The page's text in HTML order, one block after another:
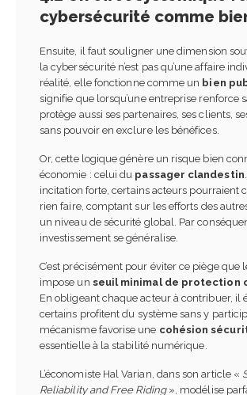
cybersécurité comme
Ensuite, il faut souligner une dimension
la cybersécurité n’est pas qu’une affaire
réalité, elle fonctionne comme un bien
signifie que lorsqu’une entreprise renforce
protège aussi ses partenaires, ses clients,
sans pouvoir en exclure les bénéfices.
Or, cette logique génère un risque bien
économie : celui du passager clandestin
incitation forte, certains acteurs pourraient
rien faire, comptant sur les efforts des
un niveau de sécurité global. Par
investissement se généralise.
C’est précisément pour éviter ce piège que
impose un seuil minimal de protection
En obligeant chaque acteur à contribuer, il
certains profitent du système sans y
mécanisme favorise une cohésion
essentielle à la stabilité numérique.
L’économiste Hal Varian, dans son article «
Reliability and Free Riding», modélise